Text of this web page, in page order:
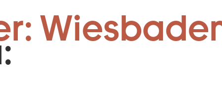
Zum Footer springen